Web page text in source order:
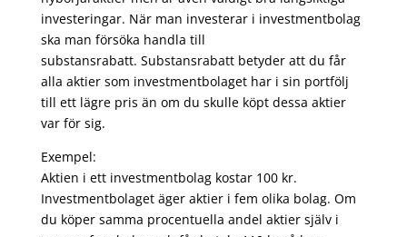
investeringar. När man investerar i investmentbolag
ska man försöka handla till
substansrabatt. Substansrabatt betyder att du får
alla aktier som investmentbolaget har i sin portfölj
till ett lägre pris än om du skulle köpt dessa aktier
var för sig.
Exempel:
Aktien i ett investmentbolag kostar 100 kr.
Investmentbolaget äger aktier i fem olika bolag. Om
du köper samma procentuella andel aktier själv i